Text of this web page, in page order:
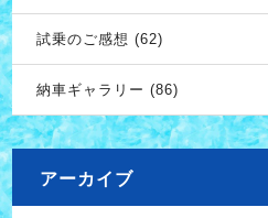
試乗のご感想 (62)
納車ギャラリー (86)
アーカイブ